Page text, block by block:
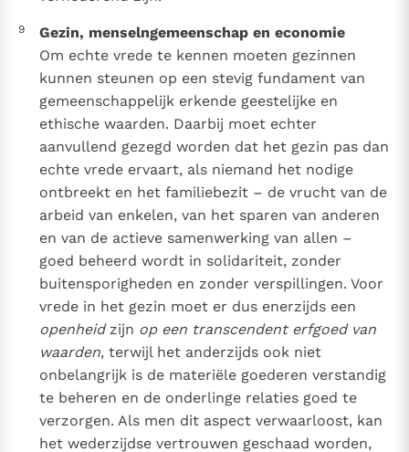
9
Gezin, menselngemeenschap en economie
Om echte vrede te kennen moeten gezinnen
kunnen steunen op een stevig fundament van
gemeenschappelijk erkende geestelijke en
ethische waarden. Daarbij moet echter
aanvullend gezegd worden dat het gezin pas dan
echte vrede ervaart, als niemand het nodige
ontbreekt en het familiebezit – de vrucht van de
arbeid van enkelen, van het sparen van anderen
en van de actieve samenwerking van allen –
goed beheerd wordt in solidariteit, zonder
buitensporigheden en zonder verspillingen. Voor
vrede in het gezin moet er dus enerzijds een
openheidzijn op een transcendent erfgoed van
waarden, terwijl het anderzijds ook niet
onbelangrijk is de materiële goederen verstandig
te beheren en de onderlinge relaties goed te
verzorgen. Als men dit aspect verwaarloost, kan
het wederzijdse vertrouwen geschaad worden,